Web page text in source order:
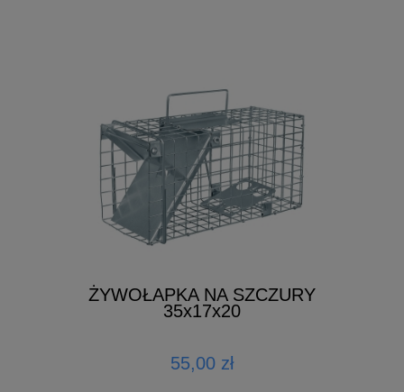
ŻYWOŁAPKA NA SZCZURY
35x17x20
55,00 zł